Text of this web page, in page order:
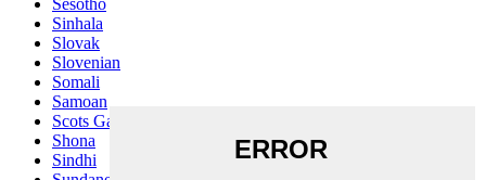
Sesotho
Sinhala
Slovak
Slovenian
Somali
Samoan
Scots Gaelic
Shona
Sindhi